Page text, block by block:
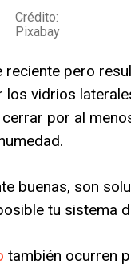
Crédito:
Pixabay
pero
vidrios
por al
buenas, son
tu sistema
también ocurren